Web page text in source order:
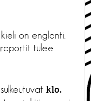
on englanti.
tulee
klo.